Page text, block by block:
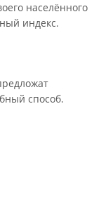
населённого
индекс.
способ.